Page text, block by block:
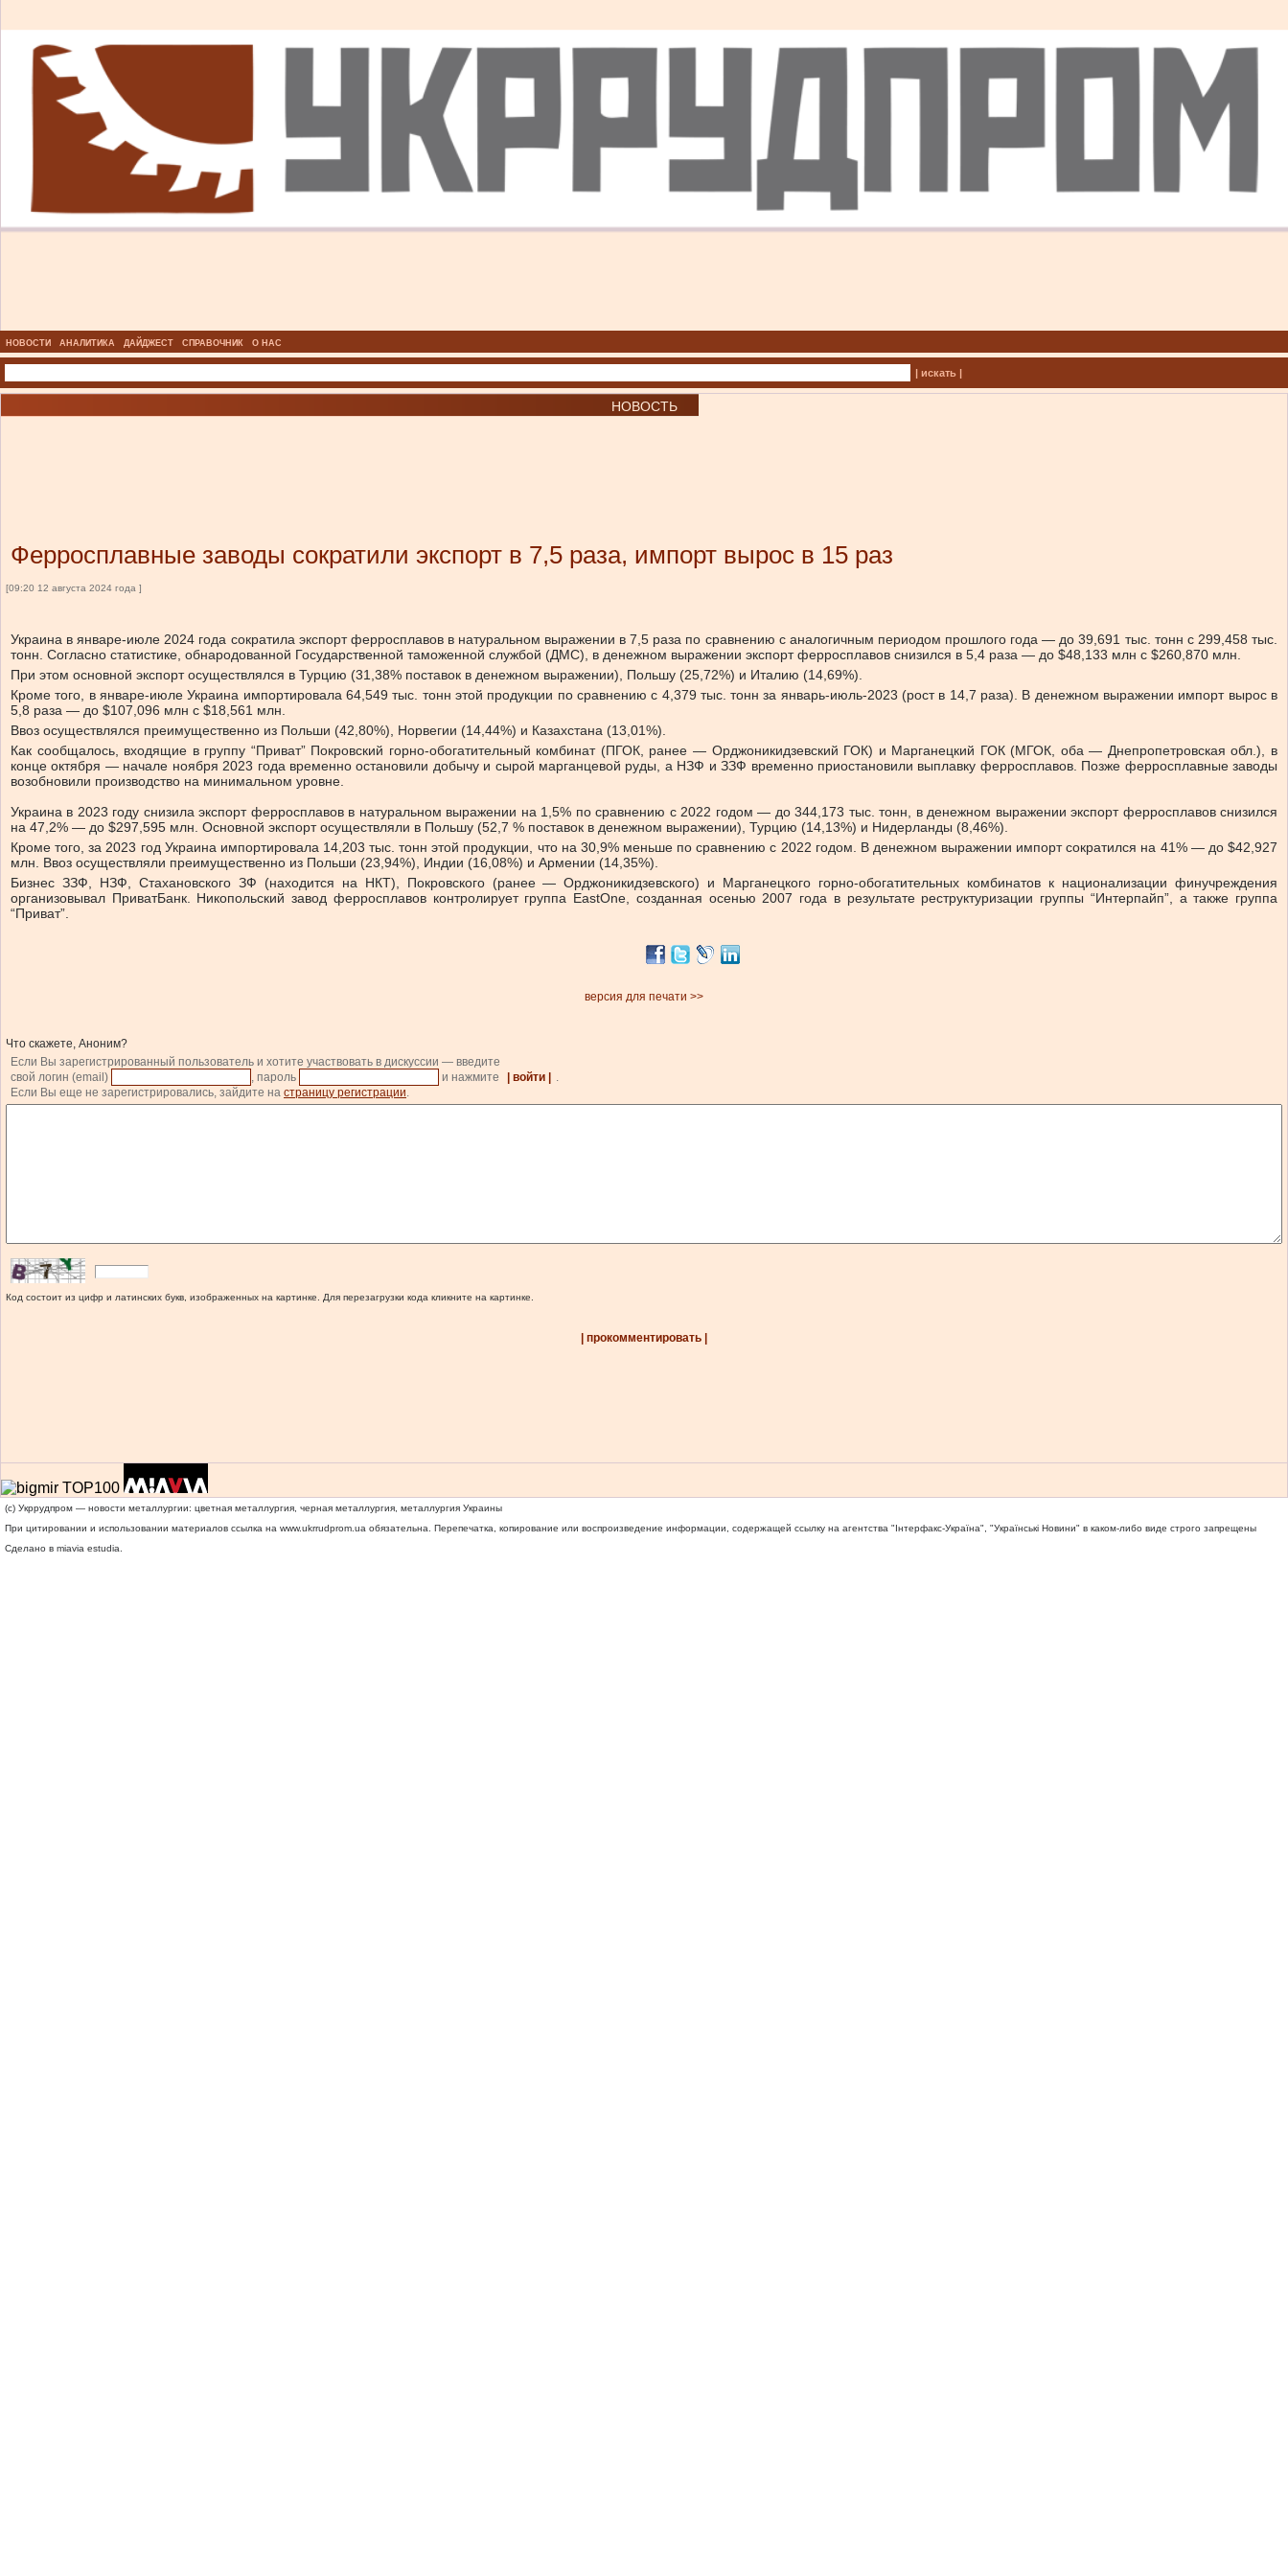
НОВОСТИ АНАЛИТИКА ДАЙДЖЕСТ СПРАВОЧНИК О НАС
| искать |
НОВОСТЬ
Ферросплавные заводы сократили экспорт в 7,5 раза, импорт вырос в 15 раз
[09:20 12 августа 2024 года ]
Украина в январе-июле 2024 года сократила экспорт ферросплавов в натуральном выражении в 7,5 раза по сравнению с аналогичным периодом прошлого года — до 39,691 тыс. тонн с 299,458 тыс.
тонн. Согласно статистике, обнародованной Государственной таможенной службой (ДМС), в денежном выражении экспорт ферросплавов снизился в 5,4 раза — до $48,133 млн с $260,870 млн.
При этом основной экспорт осуществлялся в Турцию (31,38% поставок в денежном выражении), Польшу (25,72%) и Италию (14,69%).
Кроме того, в январе-июле Украина импортировала 64,549 тыс. тонн этой продукции по сравнению с 4,379 тыс. тонн за январь-июль-2023 (рост в 14,7 раза). В денежном выражении импорт вырос в
5,8 раза — до $107,096 млн с $18,561 млн.
Ввоз осуществлялся преимущественно из Польши (42,80%), Норвегии (14,44%) и Казахстана (13,01%).
Как сообщалось, входящие в группу “Приват” Покровский горно-обогатительный комбинат (ПГОК, ранее — Орджоникидзевский ГОК) и Марганецкий ГОК (МГОК, оба — Днепропетровская обл.), в
конце октября — начале ноября 2023 года временно остановили добычу и сырой марганцевой руды, а НЗФ и ЗЗФ временно приостановили выплавку ферросплавов. Позже ферросплавные заводы
возобновили производство на минимальном уровне.
Украина в 2023 году снизила экспорт ферросплавов в натуральном выражении на 1,5% по сравнению с 2022 годом — до 344,173 тыс. тонн, в денежном выражении экспорт ферросплавов снизился
на 47,2% — до $297,595 млн. Основной экспорт осуществляли в Польшу (52,7 % поставок в денежном выражении), Турцию (14,13%) и Нидерланды (8,46%).
Кроме того, за 2023 год Украина импортировала 14,203 тыс. тонн этой продукции, что на 30,9% меньше по сравнению с 2022 годом. В денежном выражении импорт сократился на 41% — до $42,927
млн. Ввоз осуществляли преимущественно из Польши (23,94%), Индии (16,08%) и Армении (14,35%).
Бизнес ЗЗФ, НЗФ, Стахановского ЗФ (находится на НКТ), Покровского (ранее — Орджоникидзевского) и Марганецкого горно-обогатительных комбинатов к национализации финучреждения
организовывал ПриватБанк. Никопольский завод ферросплавов контролирует группа EastOne, созданная осенью 2007 года в результате реструктуризации группы “Интерпайп”, а также группа
“Приват”.
версия для печати >>
Что скажете, Аноним?
Если Вы зарегистрированный пользователь и хотите участвовать в дискуссии — введите
свой логин (email)
, пароль и нажмите | войти |
.
Если Вы еще не зарегистрировались, зайдите на страницу регистрации.
Код состоит из цифр и латинских букв, изображенных на картинке. Для перезагрузки кода кликните на картинке.
| прокомментировать |
(c) Укррудпром — новости металлургии: цветная металлургия, черная металлургия, металлургия Украины
При цитировании и использовании материалов ссылка на www.ukrrudprom.ua обязательна. Перепечатка, копирование или воспроизведение информации, содержащей ссылку на агентства "Iнтерфакс-Україна", "Українськi Новини" в каком-либо виде строго запрещены
Сделано в miavia estudia.